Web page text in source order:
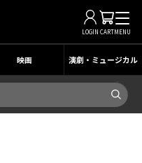
LOGIN CARTMENU
映画 演劇・ミュージカル